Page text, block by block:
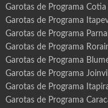
Garotas de Programa Cotia
Garotas de Programa
Garotas de Programa
Garotas de Programa
Garotas de Programa
Garotas de Programa
Garotas de Programa
Garotas de Programa